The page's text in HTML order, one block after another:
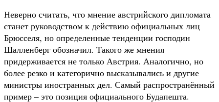
Неверно считать, что мнение австрийского дипломата
станет руководством к действию официальных лиц
Брюсселя, но определенные тенденции господин
Шалленберг обозначил. Такого же мнения
придерживается не только Австрия. Аналогично, но
более резко и категорично высказывались и другие
министры иностранных дел. Самый распространённый
пример – это позиция официального Будапешта.